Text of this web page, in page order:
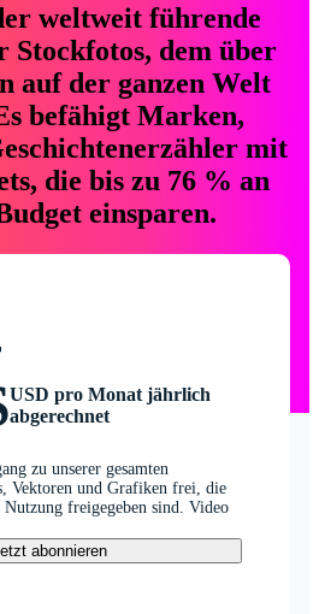
weltweit führende
dem über
auf der ganzen Welt
befähigt Marken,
mit
die bis zu 76 % an
einsparen.
USD pro Monat jährlich
abgerechnet
zu unserer gesamten
Vektoren und Grafiken frei, die
freigegeben sind. Video
abonnieren